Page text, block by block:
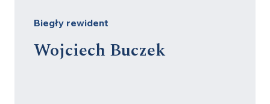
Biegły rewident
Wojciech Buczek